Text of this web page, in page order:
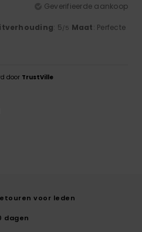
Geverifieerde aankoop
: 5/5 Maat: Perfecte
door TrustVille
voor leden
dagen